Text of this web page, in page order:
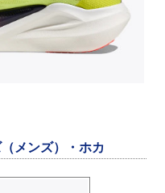
メンズ）・ホカ